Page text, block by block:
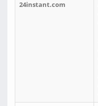
24instant.com